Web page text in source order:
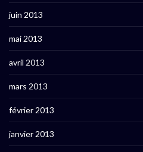
juin 2013
mai 2013
avril 2013
mars 2013
février 2013
janvier 2013